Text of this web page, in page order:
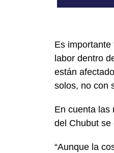
Es
labor dentro
están
solos, no con
En cuenta las
del Chubut se
“Aunque la